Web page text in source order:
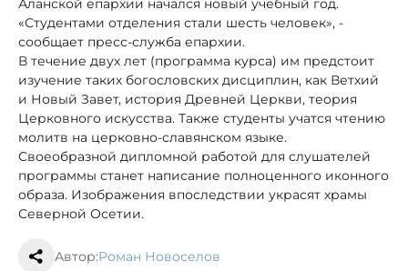
Аланской епархии начался новый учебный год.
«Студентами отделения стали шесть человек», -
сообщает пресс-служба епархии.
В течение двух лет (программа курса) им предстоит
изучение таких богословских дисциплин, как Ветхий
и Новый Завет, история Древней Церкви, теория
Церковного искусства. Также студенты учатся чтению
молитв на церковно-славянском языке.
Своеобразной дипломной работой для слушателей
программы станет написание полноценного иконного
образа. Изображения впоследствии украсят храмы
Северной Осетии.
Автор:Роман Новоселов